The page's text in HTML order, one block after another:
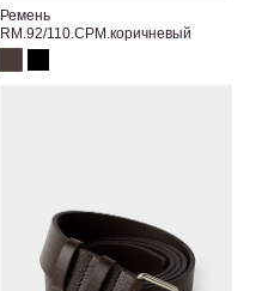
Ремень
RM.92/110.CPM.коричневый